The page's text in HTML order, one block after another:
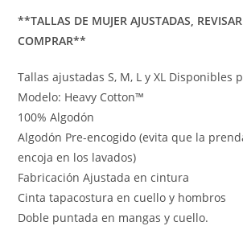
**TALLAS DE MUJER AJUSTADAS,
COMPRAR**
Tallas ajustadas S, M, L y XL Disponibles
Modelo: Heavy Cotton™
100% Algodón
Algodón Pre-encogido (evita que la
encoja en los lavados)
Fabricación Ajustada en cintura
Cinta tapacostura en cuello y hombros
Doble puntada en mangas y cuello.